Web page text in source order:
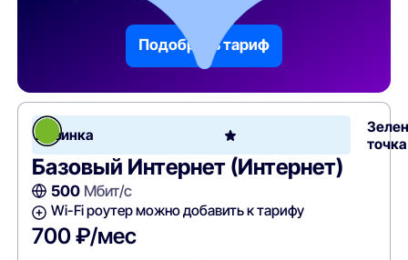
Подобрать тариф
Новинка
точка
Базовый Интернет (Интернет)
500Мбит/с
Wi-Fi роутер можно добавить к тарифу
700 ₽/мес